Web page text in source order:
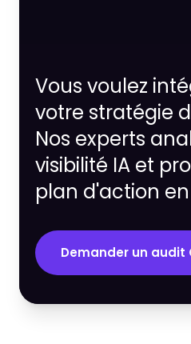
Vous voulez
votre stratégie
Nos experts
visibilité IA et
plan d'action en
Demander un audit